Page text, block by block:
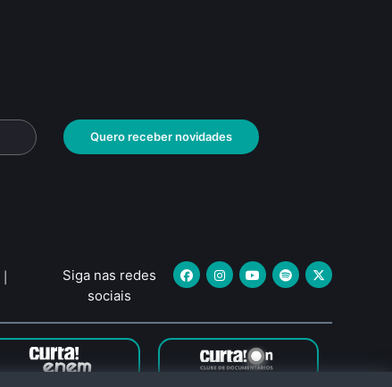
Quero receber novidades
Siga nas redes
sociais